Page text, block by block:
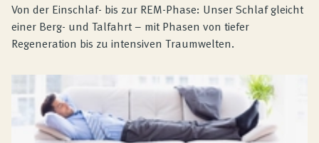
Von der Einschlaf- bis zur REM-Phase: Unser Schlaf gleicht
einer Berg- und Talfahrt – mit Phasen von tiefer
Regeneration bis zu intensiven Traumwelten.